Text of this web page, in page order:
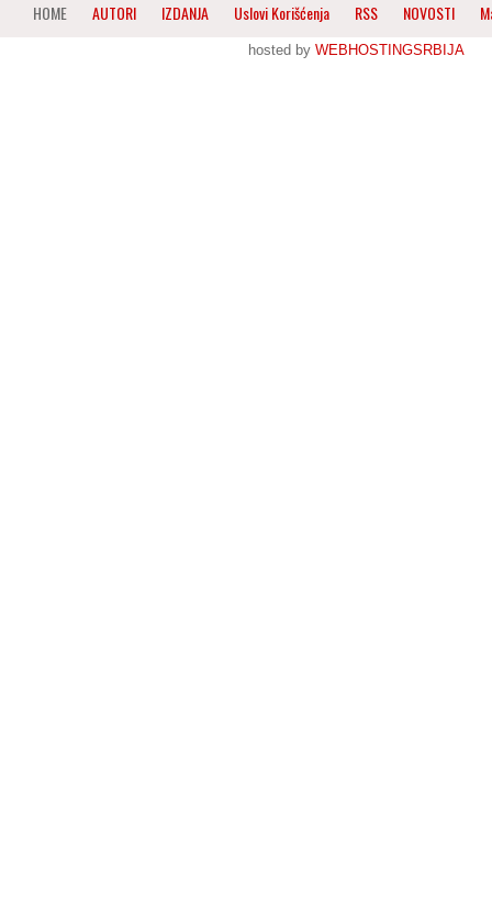
HOME AUTORI IZDANJA Uslovi Korišćenja RSS NOVOSTI
hosted by WEBHOSTINGSRBIJA